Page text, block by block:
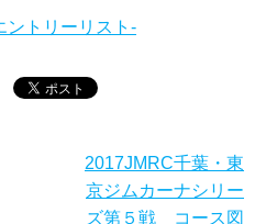
ントリーリスト-
2017JMRC千葉・東
京ジムカーナシリー
ズ第５戦 コース図